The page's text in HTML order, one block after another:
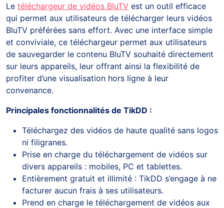
Le téléchargeur de vidéos BluTV est un outil efficace
qui permet aux utilisateurs de télécharger leurs vidéos
BluTV préférées sans effort. Avec une interface simple
et conviviale, ce téléchargeur permet aux utilisateurs
de sauvegarder le contenu BluTV souhaité directement
sur leurs appareils, leur offrant ainsi la flexibilité de
profiter d’une visualisation hors ligne à leur
convenance.
Principales fonctionnalités de TikDD :
Téléchargez des vidéos de haute qualité sans logos
ni filigranes.
Prise en charge du téléchargement de vidéos sur
divers appareils : mobiles, PC et tablettes.
Entièrement gratuit et illimité : TikDD s’engage à ne
facturer aucun frais à ses utilisateurs.
Prend en charge le téléchargement de vidéos aux